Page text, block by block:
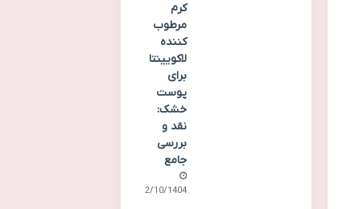
کرم
مرطوب
کننده
لاکویینتا
برای
پوست
خشک:
نقد و
بررسی
جامع
12/10/1404